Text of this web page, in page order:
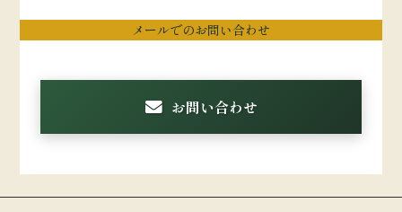
メールでのお問い合わせ
お問い合わせ